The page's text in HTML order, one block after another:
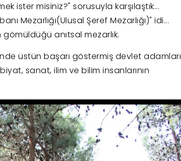
ister misiniz?" sorusuyla karşılaştık...
Mezarlığı(Ulusal Şeref Mezarlığı)" idi...
anıtsal mezarlık.
üstün başarı göstermiş devlet adamları
sanat, ilim ve bilim insanlarının